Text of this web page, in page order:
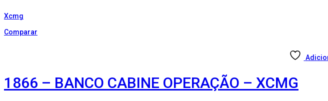
Xcmg
Comparar
1866 – BANCO CABINE OPERAÇÃO – XCMG